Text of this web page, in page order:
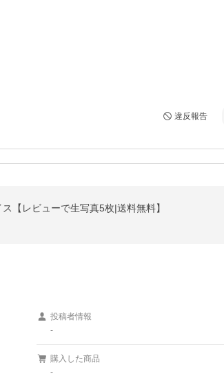
違反報告
【レビューで生写真5枚|送料無料】
投稿者情報
-
購入した商品
-